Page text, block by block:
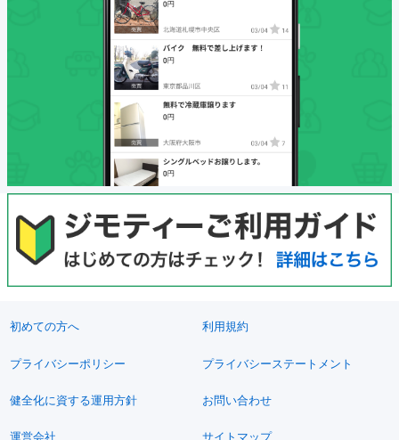
初めての方へ 利用規約
プライバシーポリシー プライバシーステートメント
健全化に資する運用方針 お問い合わせ
運営会社 サイトマップ